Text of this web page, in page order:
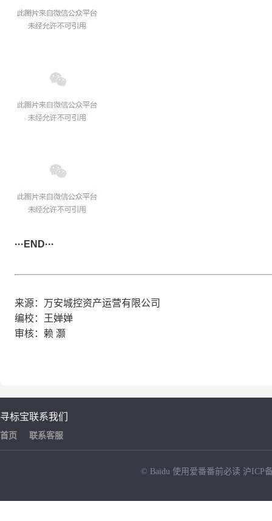
···END···
来源：万安城控资产运营有限公司
编校：王婵婵
审核：赖 灏
寻标宝
首页
联系我们
联系客服
© Baidu 使用爱番番前必读 沪ICP